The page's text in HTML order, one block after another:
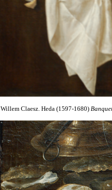
Willem Claesz. Heda (1597-1680)